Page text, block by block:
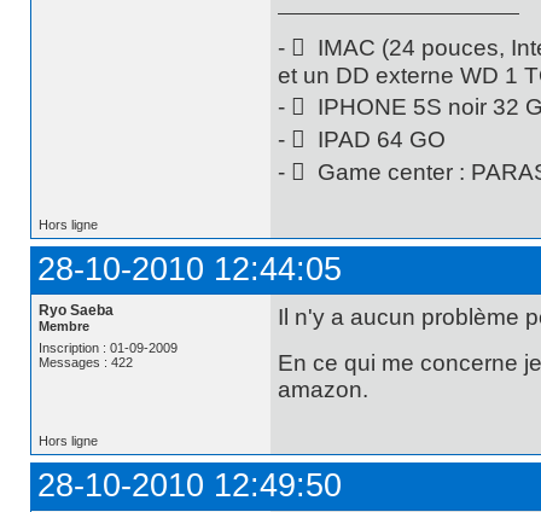
-  IMAC (24 pouces,
et un DD externe WD 1
-  IPHONE 5S noir 32
-  IPAD 64 GO
-  Game center :
Hors ligne
28-10-2010 12:44:05
Ryo Saeba
Membre
Inscription : 01-09-2009
Messages : 422
Il n'y a aucun problème
En ce qui me concerne
amazon.
Hors ligne
28-10-2010 12:49:50